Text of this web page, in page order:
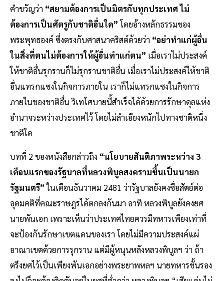
คำขวัญว่า “สยามต้องการเป็นมิตรกับทุกประเทศ ไม่
ต้องการเป็นศัตรูกับชาติอื่นใด”โดยอ้างหลักธรรมของ
พระพุทธองค์ ซึ่งตรงกับศาสนาคริสต์ด้วยว่า “อย่าทำแก่ผู้อื่น
ในสิ่งที่ตนไม่ต้องการให้ผู้อื่นทำแก่ตน” เมื่อเราไม่ประสงค์
ให้ชาติอื่นรุกรานก็ไม่รุกรานชาติอื่น เมื่อเราไม่ประสงค์ให้ชาติ
อื่นแทรกแซงในกิจการภายใน เราก็ไม่แทรกแซงในกิจการ
ภายในของชาติอื่น วิเทโศบายนี้สำเร็จได้ด้วยการรักษาดุลแห่ง
อำนาจระหว่างประเทศไว้ โดยไม่ลำเอียงหนักไปทางชาติหนึ่ง
ชาติใด
บทที่ 2 ของหนังสือกล่าวถึง “นโยบายสันติภาพระหว่าง 3
เดือนแรกของรัฐบาลที่หลวงพิบูลสงครามขึ้นเป็นนายก
รัฐมนตรี”ในเดือนธันวาคม 2481 ว่ารัฐบาลยังคงซื่อสัตย์ต่อ
อุดมคติที่คณะราษฎรได้ตกลงกันมา อาทิ หลวงพิบูลยังคงยศ
นายพันเอก เพราะเห็นว่าประเทศไทยควรมีทหารเพียงเท่าที่
จะป้องกันรักษาเขตแดนของเรา โดยไม่มีความประสงค์แผ่
อาณาเขตด้วยการรุกราน แต่มีผู้หนุนหลังหลวงพิบูลฯ ว่า ถ้า
ตรึงยศไว้เป็นเพียงพันเอกอย่างพระยาพหลฯ นายทหารชั้นรอง